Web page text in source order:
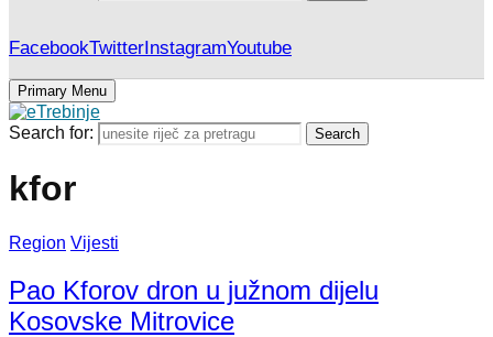
FacebookTwitterInstagramYoutube
Primary Menu
Search for: Search
kfor
Region Vijesti
Pao Kforov dron u južnom dijelu
Kosovske Mitrovice